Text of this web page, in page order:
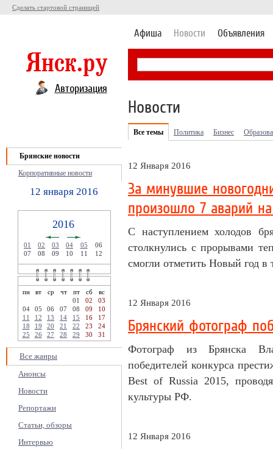
Сделать стартовой страницей
Афиша Новости Объявления
Авторизация
Новости
Все темы Политика Бизнес
Брянские новости
Корпоративные новости
12 января 2016
2016
01 02 03 04 05
06
07
08 09 10 11 12
пн вт ср чт пт сб
вс
01
02
03
04
05 06 07 08 09
10
11
12 13 14 15 16
17
18
19 20 21 22 23
24
25
26 27 28 29 30 31
Все жанры
Анонсы
Новости
Репортажи
Статьи, обзоры
Интервью
12 Января 2016
За минувшие
произошло 7 аварий на
С наступлением холодов
столкнулись с прорывами
смогли отметить Новый год в
12 Января 2016
Брянский фотограф
Фотограф из Брянска
победителей конкурса
Best of Russia 2015,
культуры РФ.
12 Января 2016